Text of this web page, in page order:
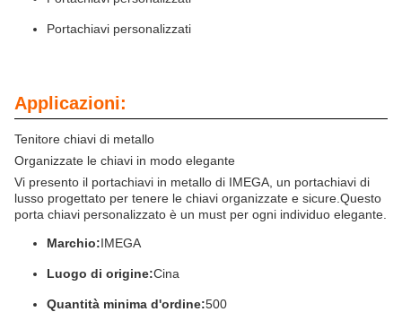
Portachiavi personalizzati
Applicazioni:
Tenitore chiavi di metallo
Organizzate le chiavi in modo elegante
Vi presento il portachiavi in metallo di IMEGA, un portachiavi di
lusso progettato per tenere le chiavi organizzate e sicure.Questo
porta chiavi personalizzato è un must per ogni individuo elegante.
Marchio:IMEGA
Luogo di origine:Cina
Quantità minima d'ordine:500